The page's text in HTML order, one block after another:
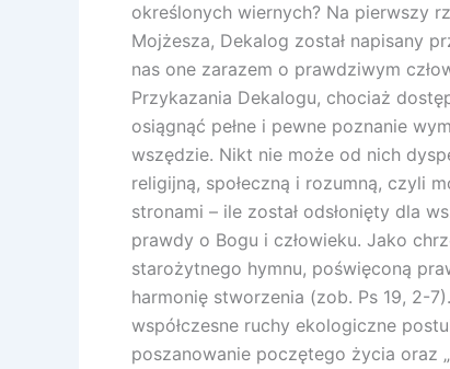
określonych wiernych? Na pierwszy
Mojżesza, Dekalog został napisany
nas one zarazem o prawdziwym
Przykazania Dekalogu, chociaż
osiągnąć pełne i pewne poznanie
wszędzie. Nikt nie może od nich
religijną, społeczną i rozumną, czyli
stronami – ile został odsłonięty dla
prawdy o Bogu i człowieku. Jako
starożytnego hymnu, poświęconą
harmonię stworzenia (zob. Ps 19, 2-
współczesne ruchy ekologiczne
poszanowanie poczętego życia oraz